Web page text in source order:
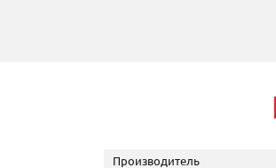
Тип продукции:
Производитель